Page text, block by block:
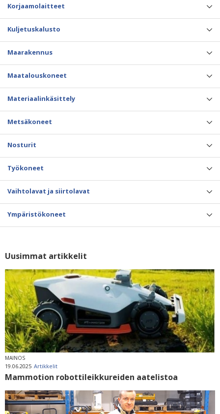
Korjaamolaitteet
Kuljetuskalusto
Maarakennus
Maatalouskoneet
Materiaalinkäsittely
Metsäkoneet
Nosturit
Työkoneet
Vaihtolavat ja siirtolavat
Ympäristökoneet
Uusimmat artikkelit
MAINOS
19.06.2025 Artikkelit
Mammotion robottileikkureiden aatelistoa